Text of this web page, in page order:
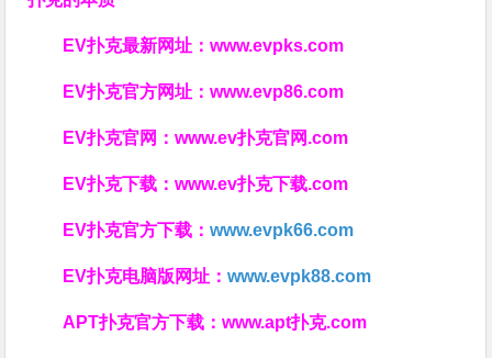
EV扑克最新网址：www.evpks.com
EV扑克官方网址：www.evp86.com
EV扑克官网：www.ev扑克官网.com
EV扑克下载：www.ev扑克下载.com
EV扑克官方下载：www.evpk66.com
EV扑克电脑版网址：www.evpk88.com
APT扑克官方下载：www.apt扑克.com